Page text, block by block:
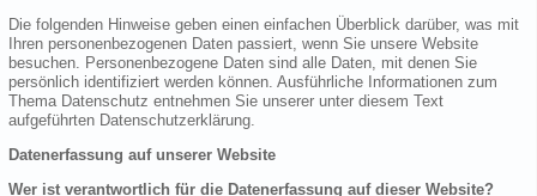
Die folgenden Hinweise geben einen einfachen Überblick darüber, was mit
Ihren personenbezogenen Daten passiert, wenn Sie unsere Website
besuchen. Personenbezogene Daten sind alle Daten, mit denen Sie
persönlich identifiziert werden können. Ausführliche Informationen zum
Thema Datenschutz entnehmen Sie unserer unter diesem Text
aufgeführten Datenschutzerklärung.
Datenerfassung auf unserer Website
Wer ist verantwortlich für die Datenerfassung auf dieser Website?